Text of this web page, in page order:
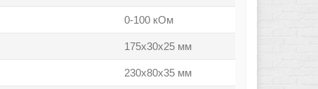
0-100 кОм
175х30х25 мм
230х80х35 мм